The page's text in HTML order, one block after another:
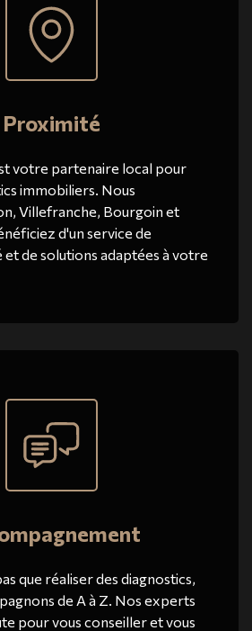
Proximité
votre partenaire local pour
immobiliers. Nous
Villefranche, Bourgoin et
d'un service de
de solutions adaptées à votre
que réaliser des diagnostics,
de A à Z. Nos experts
pour vous conseiller et vous